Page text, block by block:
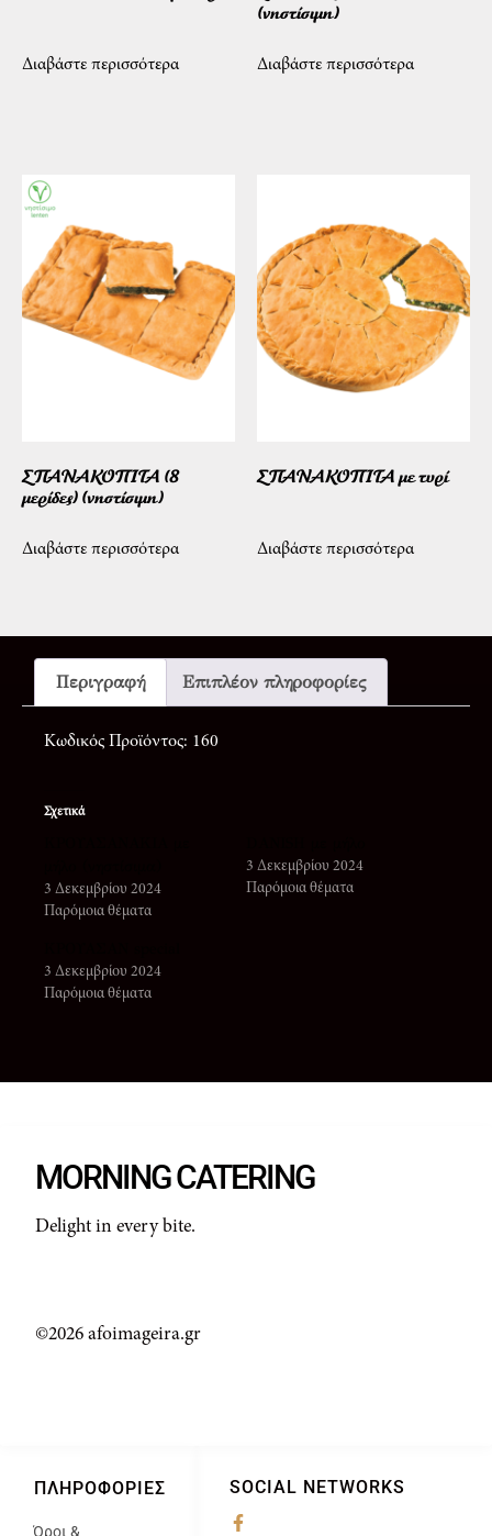
Διαβάστε περισσότερα
(νηστίσιμη)
Διαβάστε περισσότερα
ΣΠΑΝΑΚΟΠΙΤΑ (8
μερίδες) (νηστίσιμη)
Διαβάστε περισσότερα
ΣΠΑΝΑΚΟΠΙΤΑ με τυρί
Διαβάστε περισσότερα
Περιγραφή Επιπλέον πληροφορίες
Κωδικός Προϊόντος: 160
Σχετικά
3 Δεκεμβρίου 2024
Παρόμοια θέματα
3 Δεκεμβρίου 2024
Παρόμοια θέματα
3 Δεκεμβρίου 2024
Παρόμοια θέματα
SOCIAL NETWORKS
ΠΛΗΡΟΦΟΡΊΕΣ
Όροι &
MORNING CATERING
Delight in every bite.
©2026 afoimageira.gr